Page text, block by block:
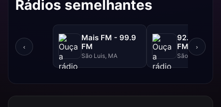
Rádios semelhantes
‹
Mais FM - 99.9
FM
São Luis, MA
92.FM -
FM
São Luis, MA
›